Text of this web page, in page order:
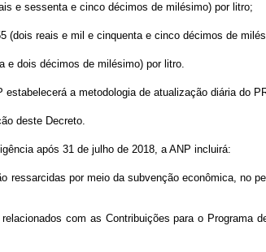
e sessenta e cinco décimos de milésimo) por litro;
(dois reais e mil e cinquenta e cinco décimos de
e dois décimos de milésimo) por litro.
a metodologia de atualização diária do
deste Decreto.
após 31 de julho de 2018, a ANP incluirá:
ressarcidas por meio da subvenção econômica, no
com as Contribuições para o